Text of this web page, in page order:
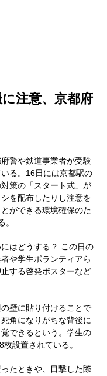
注意、京都府
警や鉄道事業者が受験
る。16日には京都駅の
策の「スタート式」が
を配布したりし注意を
ができる環境確保のた
はどうする？ この日の
や学生ボランティアら
する啓発ポスターなど
壁に貼り付けることで
角になりがちな背後に
できるという。学生の
設置されている。
たときや、目撃した際